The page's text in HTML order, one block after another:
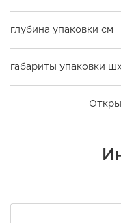
глубина упаковки см
габариты упаковки